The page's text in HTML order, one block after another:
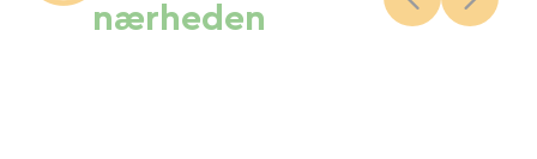
nærheden